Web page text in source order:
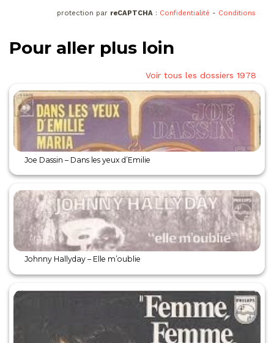
protection par reCAPTCHA : Confidentialité - Conditions
Pour aller plus loin
Voir tous les dossiers 1978
Joe Dassin – Dans les yeux d’Emilie
Johnny Hallyday – Elle m’oublie